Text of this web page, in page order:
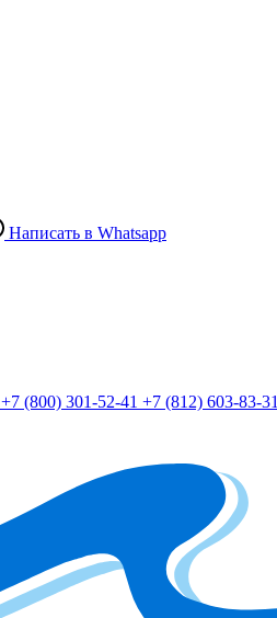
Написать в Whatsapp
+7 (800) 301-52-41 +7 (812) 603-83-31